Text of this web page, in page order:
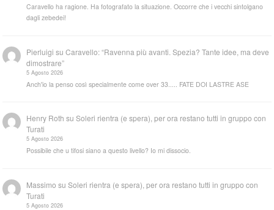
Caravello ha ragione. Ha fotografato la situazione. Occorre che i vecchi sintolgano
dagli zebedei!
Pierluigi suCaravello: “Ravenna più avanti. Spezia? Tante idee, ma deve
dimostrare”
5 Agosto 2026
Anch'io la penso così specialmente come over 33..... FATE DOI LASTRE ASE
Henry Roth suSoleri rientra (e spera), per ora restano tutti in gruppo con
Turati
5 Agosto 2026
Possibile che u tifosi siano a questo livello? Io mi dissocio.
Massimo suSoleri rientra (e spera), per ora restano tutti in gruppo con
Turati
5 Agosto 2026